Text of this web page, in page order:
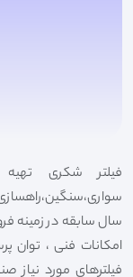
فیلتر شکری
سال سابقه در زمینه
امکانات فنی ، توان
فیلترهای مورد